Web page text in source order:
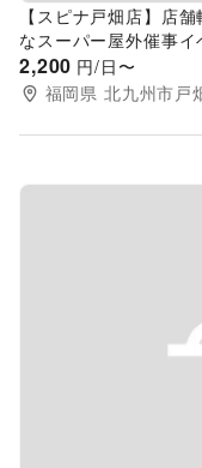
【スピナ戸畑店】店
なスーパー屋外催事イ
2,200 円/日〜
福岡県 北九州市戸
Previous slide